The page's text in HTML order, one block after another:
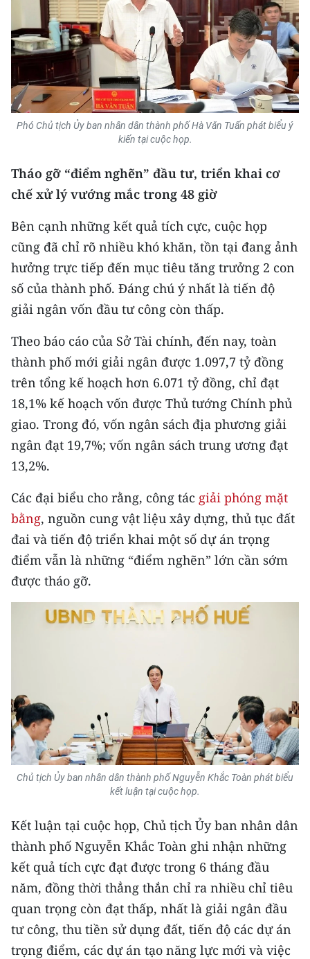
Phó Chủ tịch Ủy ban nhân dân thành phố Hà Văn Tuấn phát biểu ý
kiến tại cuộc họp.
Tháo gỡ “điểm nghẽn” đầu tư, triển khai cơ
chế xử lý vướng mắc trong 48 giờ
Bên cạnh những kết quả tích cực, cuộc họp
cũng đã chỉ rõ nhiều khó khăn, tồn tại đang ảnh
hưởng trực tiếp đến mục tiêu tăng trưởng 2 con
số của thành phố. Đáng chú ý nhất là tiến độ
giải ngân vốn đầu tư công còn thấp.
Theo báo cáo của Sở Tài chính, đến nay, toàn
thành phố mới giải ngân được 1.097,7 tỷ đồng
trên tổng kế hoạch hơn 6.071 tỷ đồng, chỉ đạt
18,1% kế hoạch vốn được Thủ tướng Chính phủ
giao. Trong đó, vốn ngân sách địa phương giải
ngân đạt 19,7%; vốn ngân sách trung ương đạt
13,2%.
Các đại biểu cho rằng, công tác giải phóng mặt
bằng, nguồn cung vật liệu xây dựng, thủ tục đất
đai và tiến độ triển khai một số dự án trọng
điểm vẫn là những “điểm nghẽn” lớn cần sớm
được tháo gỡ.
Chủ tịch Ủy ban nhân dân thành phố Nguyễn Khắc Toàn phát biểu
kết luận tại cuộc họp.
Kết luận tại cuộc họp, Chủ tịch Ủy ban nhân dân
thành phố Nguyễn Khắc Toàn ghi nhận những
kết quả tích cực đạt được trong 6 tháng đầu
năm, đồng thời thẳng thắn chỉ ra nhiều chỉ tiêu
quan trọng còn đạt thấp, nhất là giải ngân đầu
tư công, thu tiền sử dụng đất, tiến độ các dự án
trọng điểm, các dự án tạo năng lực mới và việc